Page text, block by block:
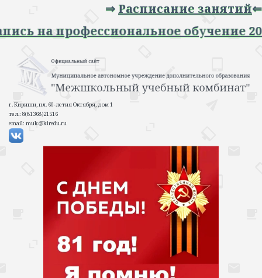
Расписание занятий⇐
Запись на профессиональное
г. Кириши, пл. 60-летия Октября, дом 1
тел.: 8(81368)21516
email: muk@kiredu.ru